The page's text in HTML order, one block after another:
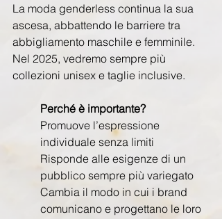
La moda genderless continua la sua
ascesa, abbattendo le barriere tra
abbigliamento maschile e femminile.
Nel 2025, vedremo sempre più
collezioni unisex e taglie inclusive.
Perché è importante?
Promuove l’espressione
individuale senza limiti
Risponde alle esigenze di un
pubblico sempre più variegato
Cambia il modo in cui i brand
comunicano e progettano le loro